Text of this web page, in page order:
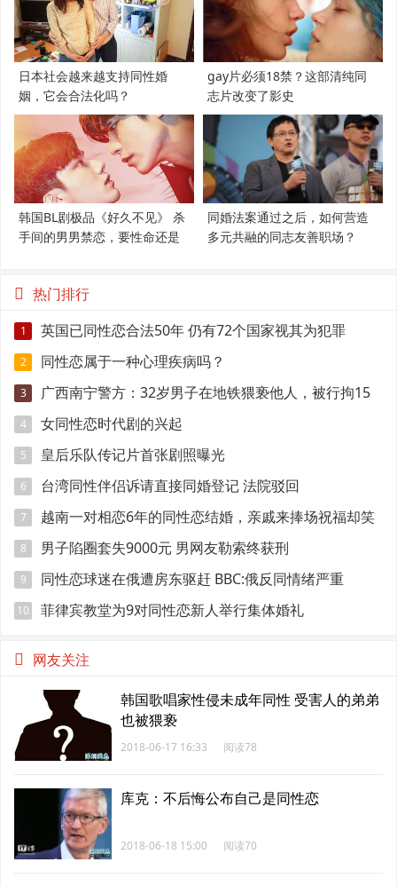
日本社会越来越支持同性婚
姻，它会合法化吗？
gay片必须18禁？这部清纯同
志片改变了影史
韩国BL剧极品《好久不见》 杀
手间的男男禁恋，要性命还是
同婚法案通过之后，如何营造
多元共融的同志友善职场？
热门排行
1 英国已同性恋合法50年 仍有72个国家视其为犯罪
2 同性恋属于一种心理疾病吗？
3
广西南宁警方：32岁男子在地铁猥亵他人，被行拘15
日
4 女同性恋时代剧的兴起
5 皇后乐队传记片首张剧照曝光
6 台湾同性伴侣诉请直接同婚登记 法院驳回
7
越南一对相恋6年的同性恋结婚，亲戚来捧场祝福却笑
得有点尴尬
8 男子陷圈套失9000元 男网友勒索终获刑
9 同性恋球迷在俄遭房东驱赶 BBC:俄反同情绪严重
10 菲律宾教堂为9对同性恋新人举行集体婚礼
网友关注
韩国歌唱家性侵未成年同性 受害人的弟弟
也被猥亵
2018-06-17 16:33 阅读78
库克：不后悔公布自己是同性恋
2018-06-18 15:00 阅读70